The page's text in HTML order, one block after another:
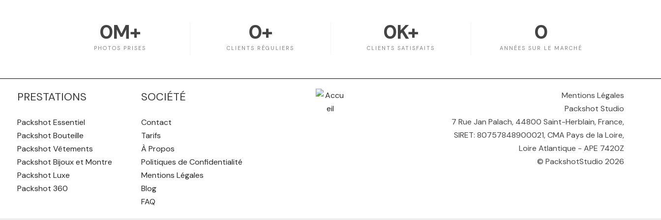
PHOTOS PRISES
0M+
CLIENTS RÉGULIERS
0+
CLIENTS SATISFAITS
0K+
ANNÉES SUR LE MARCHÉ
0
PRESTATIONS
Packshot Essentiel
Packshot Bouteille
Packshot Vêtements
Packshot Bijoux et Montre
Packshot Luxe
Packshot 360
SOCIÉTÉ
Contact
Tarifs
À Propos
Politiques de Confidentialité
Mentions Légales
Blog
FAQ
Mentions Légales
Packshot Studio
7 Rue Jan Palach, 44800 Saint-Herblain, France,
SIRET: 80757848900021, CMA Pays de la Loire,
Loire Atlantique - APE 7420Z
© PackshotStudio 2026